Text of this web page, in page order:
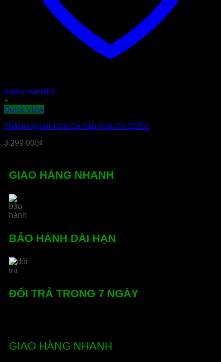
Add to wishlist
+
Quick View
Thắt lưng nam Da Cá Sấu Hoa Cà 31851
3.299.000₫
GIAO HÀNG NHANH
BẢO HÀNH DÀI HẠN
ĐỔI TRẢ TRONG 7 NGÀY
GIAO HÀNG NHANH